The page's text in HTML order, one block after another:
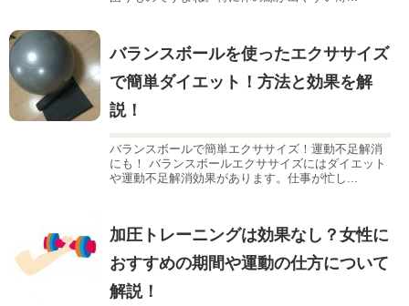
バランスボールを使ったエクササイズ
で簡単ダイエット！方法と効果を解
説！
バランスボールで簡単エクササイズ！運動不足解消
にも！ バランスボールエクササイズにはダイエット
や運動不足解消効果があります。仕事が忙し...
加圧トレーニングは効果なし？女性に
おすすめの期間や運動の仕方について
解説！